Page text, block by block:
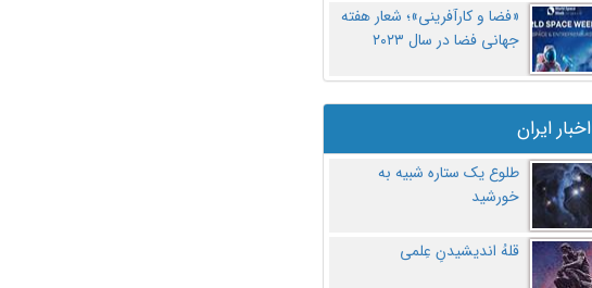
«فضا و کارآفرینی»؛ شعار هفته
جهانی فضا در سال ۲۰۲۳
اخبار ایران
طلوع یک ستاره شبیه به
خورشید
قلهُ اندیشیدنِ عِلمی